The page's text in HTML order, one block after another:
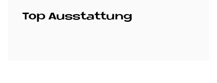
Top Aus­stat­tung